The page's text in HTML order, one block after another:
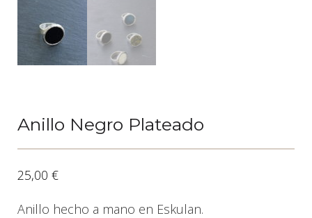
Anillo Negro Plateado
25,00 €
Anillo hecho a mano en Eskulan.